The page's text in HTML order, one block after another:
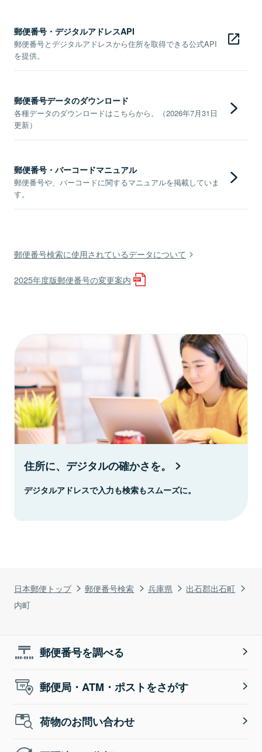
日本郵便トップ 郵便番号検索 兵庫県
出石郡出石町
内町
郵便番号・デジタルアドレスAPI
郵便番号とデジタルアドレスから住所を取得できる公式API
を提供。
郵便番号データのダウンロード
各種データのダウンロードはこちらから。（2026年7月31日
更新）
郵便番号・バーコードマニュアル
郵便番号や、バーコードに関するマニュアルを掲載していま
す。
郵便番号検索に使用されているデータについて
2025年度版郵便番号の変更案内
住所に、デジタルの確かさを。
デジタルアドレスで入力も検索もスムーズに。
郵便番号を調べる
郵便局・ATM・ポストをさがす
荷物のお問い合わせ